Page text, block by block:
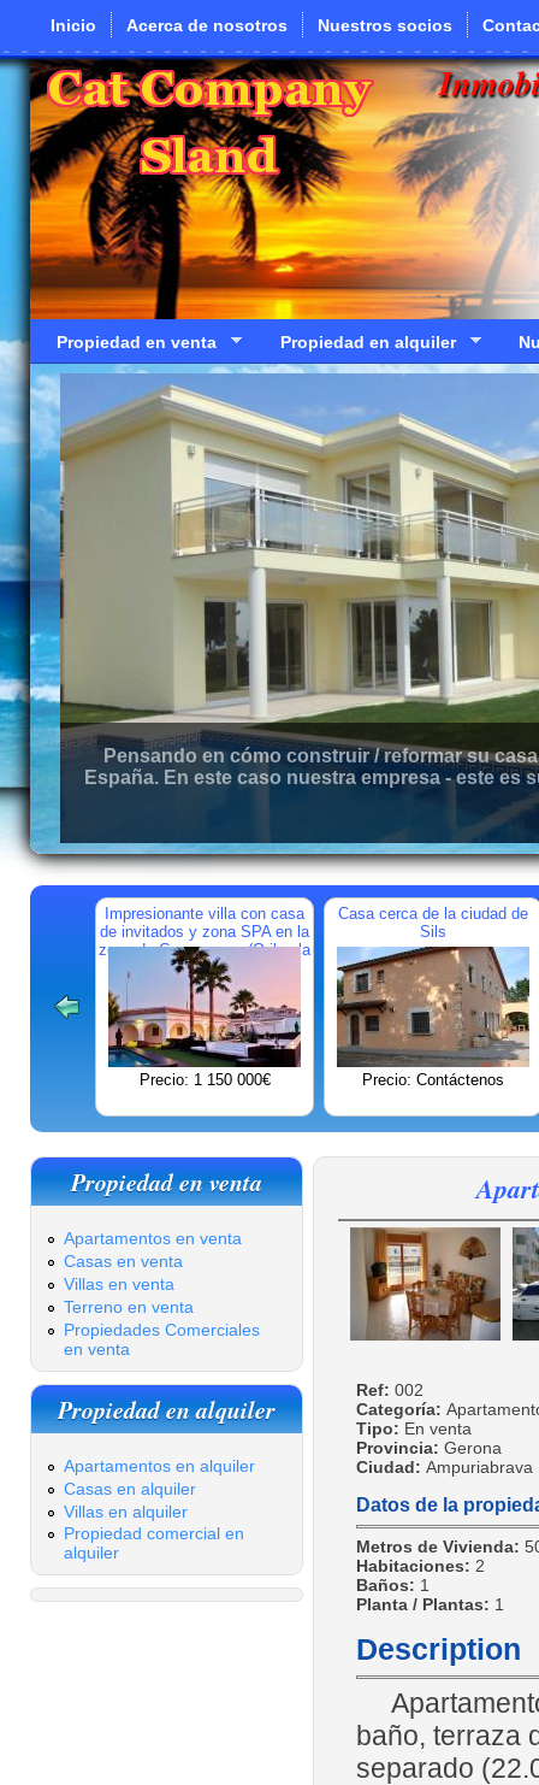
Pasar al contenido principal
Inicio Acerca de nosotros Nuestros socios
Propiedad en venta Propiedad en alquiler
Pensando en cómo construir / reformar su
España. En este caso nuestra empresa - este es
Impresionante villa con casa
de invitados y zona SPA en la
zona de Campoamor (Orihuela
Costa)
Precio: 1 150 000€
Casa cerca de la ciudad de
Sils
Precio: Contáctenos
Propiedad en venta
Apartamentos en venta
Casas en venta
Villas en venta
Terreno en venta
Propiedades Comerciales
en venta
Propiedad en alquiler
Apartamentos en alquiler
Casas en alquiler
Villas en alquiler
Propiedad comercial en
alquiler
Ref: 002
Categoría:
Tipo: En venta
Provincia: Gerona
Ciudad: Ampuriabrava
Datos de la
Metros de Vivienda:
Habitaciones: 2
Baños: 1
Planta / Plantas: 1
Description
baño, terraza
separado